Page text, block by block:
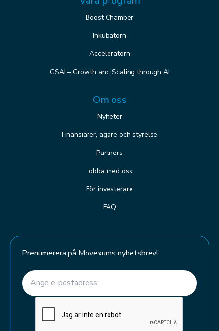
Boost Chamber
Inkubatorn
Acceleratorn
GSAI – Growth and Scaling through AI
Om oss
Nyheter
Finansiärer, ägare och styrelse
Partners
Jobba med oss
För investerare
FAQ
Prenumerera på Movexums nyhetsbrev!
E-post